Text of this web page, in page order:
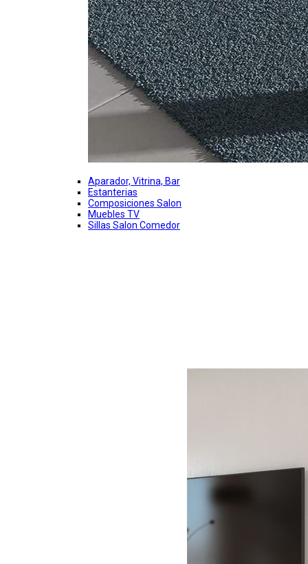
Aparador, Vitrina, Bar
Estanterias
Composiciones Salon
Muebles TV
Sillas Salon Comedor